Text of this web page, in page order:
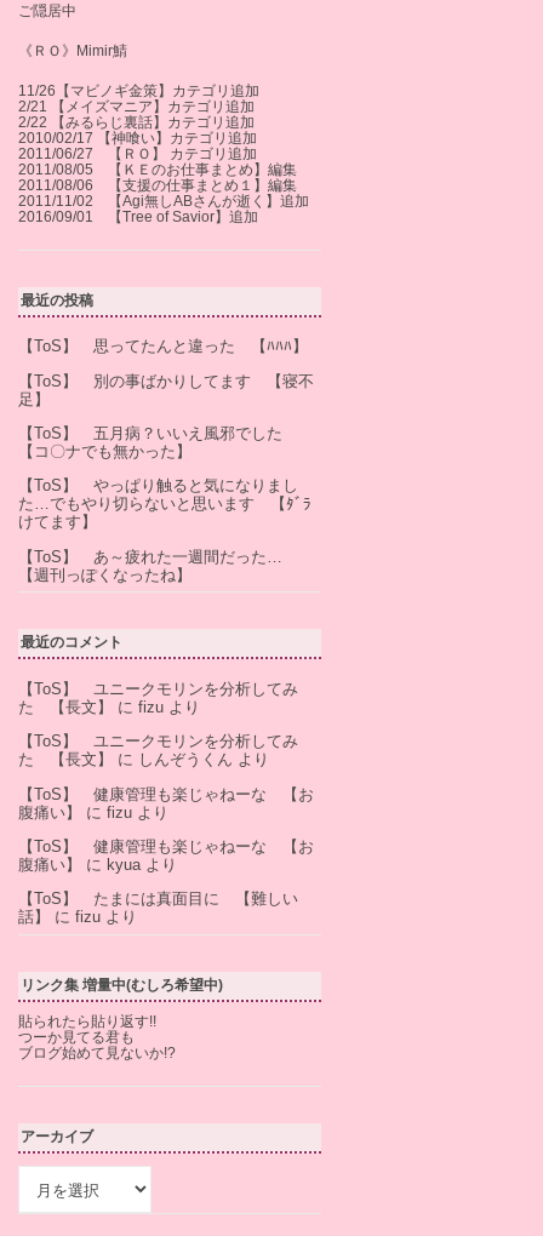
ご隠居中
《ＲＯ》Mimir鯖
11/26【マビノギ金策】カテゴリ追加
2/21 【メイズマニア】カテゴリ追加
2/22 【みるらじ裏話】カテゴリ追加
2010/02/17 【神喰い】カテゴリ追加
2011/06/27 【ＲＯ】 カテゴリ追加
2011/08/05 【ＫＥのお仕事まとめ】編集
2011/08/06 【支援の仕事まとめ１】編集
2011/11/02 【Agi無しABさんが逝く】追加
2016/09/01 【Tree of Savior】追加
最近の投稿
【ToS】 思ってたんと違った 【ﾊﾊﾊ】
【ToS】 別の事ばかりしてます 【寝不
足】
【ToS】 五月病？いいえ風邪でした
【コ〇ナでも無かった】
【ToS】 やっぱり触ると気になりまし
た…でもやり切らないと思います 【ﾀﾞﾗ
けてます】
【ToS】 あ～疲れた一週間だった…
【週刊っぽくなったね】
最近のコメント
【ToS】 ユニークモリンを分析してみ
た 【長文】
に fizu より
【ToS】 ユニークモリンを分析してみ
た 【長文】
に しんぞうくん より
【ToS】 健康管理も楽じゃねーな 【お
腹痛い】
に fizu より
【ToS】 健康管理も楽じゃねーな 【お
腹痛い】
に kyua より
【ToS】 たまには真面目に 【難しい
話】
に fizu より
リンク集 増量中(むしろ希望中)
貼られたら貼り返す!!
つーか見てる君も
ブログ始めて見ないか!?
アーカイブ